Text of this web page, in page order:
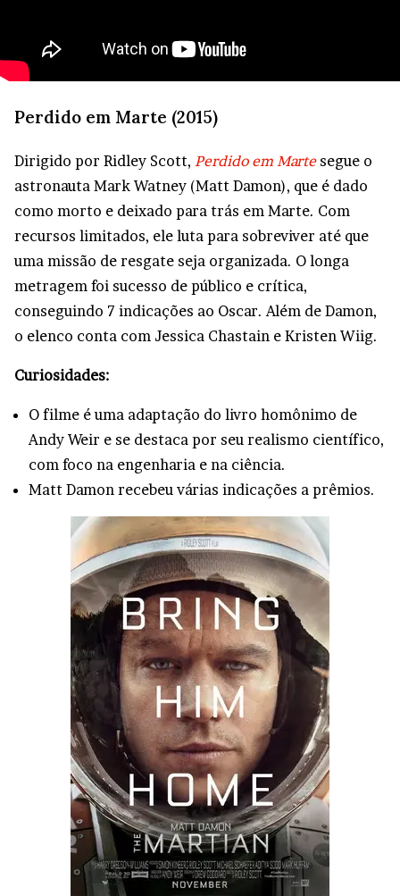
Perdido em Marte (2015)
Dirigido por Ridley Scott, Perdido em Martesegue o
astronauta Mark Watney (Matt Damon), que é dado
como morto e deixado para trás em Marte. Com
recursos limitados, ele luta para sobreviver até que
uma missão de resgate seja organizada. O longa
metragem foi sucesso de público e crítica,
conseguindo 7 indicações ao Oscar. Além de Damon,
o elenco conta com Jessica Chastain e Kristen Wiig.
Curiosidades:
O filme é uma adaptação do livro homônimo de
Andy Weir e se destaca por seu realismo científico,
com foco na engenharia e na ciência.
Matt Damon recebeu várias indicações a prêmios.